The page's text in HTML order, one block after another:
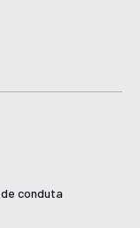
conduta